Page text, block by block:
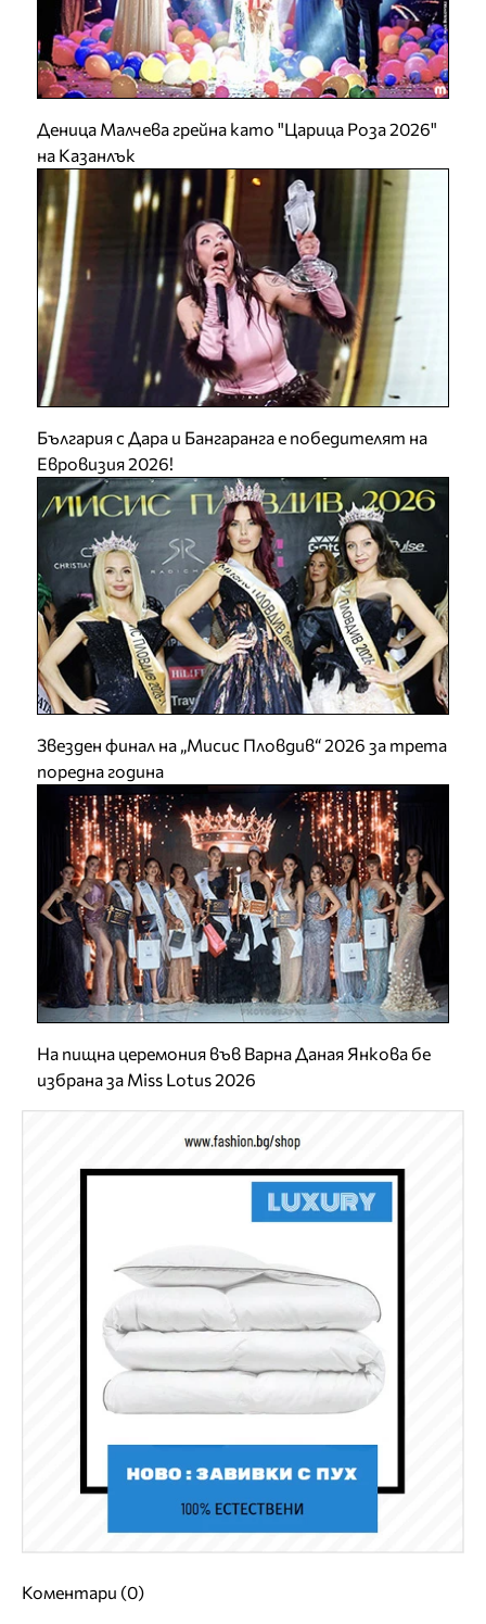
Деница Малчева грейна като "Царица Роза 2026"
на Казанлък
България с Дара и Бангаранга е победителят на
Евровизия 2026!
Звезден финал на „Мисис Пловдив“ 2026 за трета
поредна година
На пищна церемония във Варна Даная Янкова бе
избрана за Miss Lotus 2026
Коментари (0)